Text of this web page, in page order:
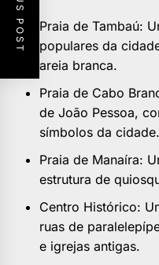
Praia de Tambaú:
populares da
areia branca.
Praia de Cabo
de João Pessoa,
símbolos da cidade.
Praia de Manaíra:
estrutura de
Centro Histórico:
ruas de
e igrejas antigas.